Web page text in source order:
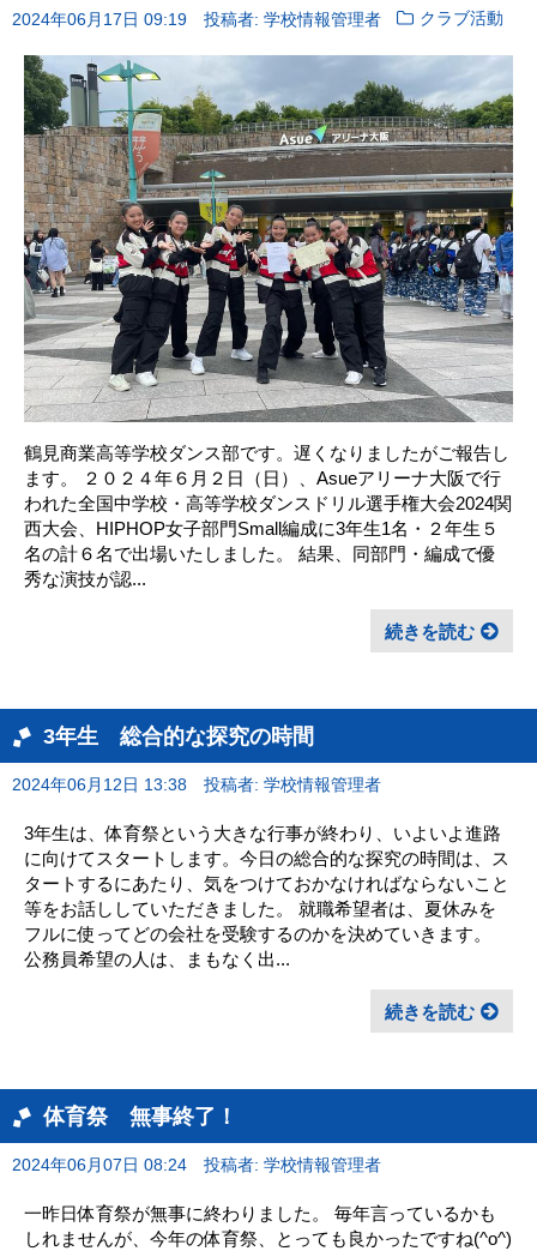
2024年06月17日 09:19 投稿者: 学校情報管理者 クラブ活動
鶴見商業高等学校ダンス部です。遅くなりましたがご報告し
ます。 ２０２４年６月２日（日）、Asueアリーナ大阪で行
われた全国中学校・高等学校ダンスドリル選手権大会2024関
西大会、HIPHOP女子部門Small編成に3年生1名・２年生５
名の計６名で出場いたしました。 結果、同部門・編成で優
秀な演技が認...
続きを読む
3年生 総合的な探究の時間
2024年06月12日 13:38 投稿者: 学校情報管理者
3年生は、体育祭という大きな行事が終わり、いよいよ進路
に向けてスタートします。今日の総合的な探究の時間は、ス
タートするにあたり、気をつけておかなければならないこと
等をお話ししていただきました。 就職希望者は、夏休みを
フルに使ってどの会社を受験するのかを決めていきます。
公務員希望の人は、まもなく出...
続きを読む
体育祭 無事終了！
2024年06月07日 08:24 投稿者: 学校情報管理者
一昨日体育祭が無事に終わりました。 毎年言っているかも
しれませんが、今年の体育祭、とっても良かったですね(^o^)